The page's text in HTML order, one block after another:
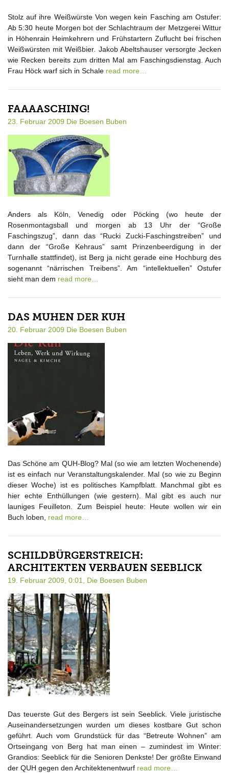
Stolz auf ihre Weißwürste Von wegen kein Fasching am Ostufer:
Ab 5:30 heute Morgen bot der Schlachtraum der Metzgerei Wittur
in Höhenrain Heimkehrern und Frühstartern Zuflucht bei frischen
Weißwürsten mit Weißbier. Jakob Abeltshauser versorgte Jecken
wie Recken bereits zum dritten Mal am Faschingsdienstag. Auch
Frau Höck warf sich in Schale read more…
FAAAASCHING!
23. Februar 2009 Die Boesen Buben
Anders als Köln, Venedig oder Pöcking (wo heute der
Rosenmontagsball und morgen ab 13 Uhr der “Große
Faschingszug”, dann das “Rucki Zucki-Faschingstreiben” und
dann der “Große Kehraus” samt Prinzenbeerdigung in der
Turnhalle stattfindet), ist Berg ja nicht gerade eine Hochburg des
sogenannt “närrischen Treibens”. Am “intellektuellen” Ostufer
sieht man dem read more…
DAS MUHEN DER KUH
20. Februar 2009 Die Boesen Buben
Das Schöne am QUH-Blog? Mal (so wie am letzten Wochenende)
ist es einfach nur Veranstaltungskalender. Mal (so wie zu Beginn
dieser Woche) ist es politisches Kampfblatt. Manchmal gibt es
hier echte Enthüllungen (wie gestern). Mal gibt es auch nur
launiges Feuilleton. Zum Beispiel heute: Heute wollen wir ein
Buch loben, read more…
SCHILDBÜRGERSTREICH:
ARCHITEKTEN VERBAUEN SEEBLICK
19. Februar 2009, 0:01, Die Boesen Buben
Das teuerste Gut des Bergers ist sein Seeblick. Viele juristische
Auseinandersetzungen wurden um dieses kostbare Gut schon
geführt. Auch vom Grundstück für das “Betreute Wohnen” am
Ortseingang von Berg hat man einen – zumindest im Winter:
Grandios: Seeblick für die Senioren Denkste! Der größte Einwand
der QUH gegen den Architektenentwurf read more…